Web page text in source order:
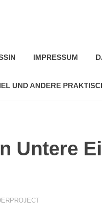
IMPRESSUM
UND ANDERE
Untere